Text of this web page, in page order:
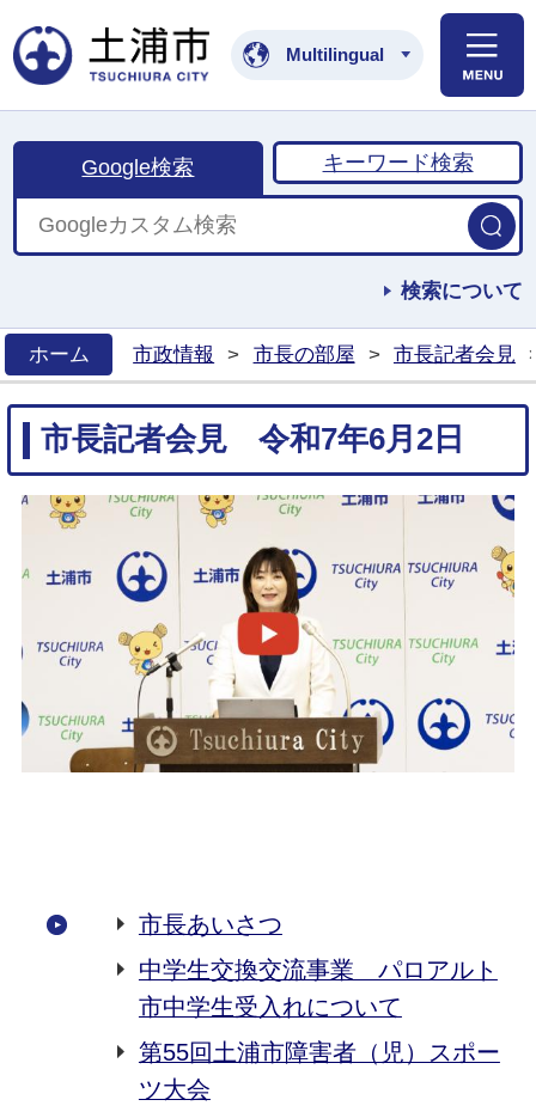
土浦市公式ホームペ
Multilingual
Google検索 キーワード検索
検索について
ホーム
市政情報 > 市長の部屋 > 市長記者会見
市長記者会見 令和7年6月2日
市長あいさつ
中学生交換交流事業 パロアルト
市中学生受入れについて
第55回土浦市障害者（児）スポー
ツ大会